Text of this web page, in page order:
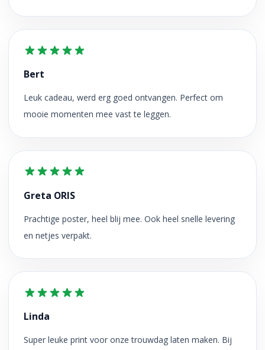
Bert
Leuk cadeau, werd erg goed ontvangen. Perfect om
mooie momenten mee vast te leggen.
Greta ORIS
Prachtige poster, heel blij mee. Ook heel snelle levering
en netjes verpakt.
Linda
Super leuke print voor onze trouwdag laten maken. Bij